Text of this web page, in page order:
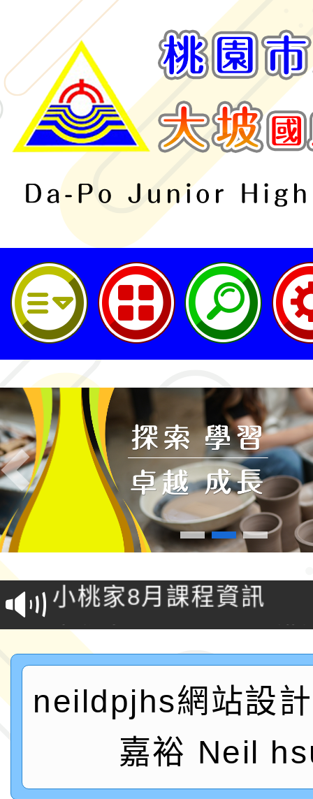
桃園市立大坡國民中學
Previous
社團法人台灣公益團體
理「金融基礎教育教材
坊
小桃家8月課程資訊
文化大學《TA101》溝
認證課程
轉知桃園市政府交通局
共運輸服務，鼓勵民眾
桃「我的減碳存摺2.0
115年第二屆全國原住
2026年新北亞洲盃暨
鐵人三項錦標賽
桃園市115學年度學生
neildpjhs網站設
嘉裕 Neil